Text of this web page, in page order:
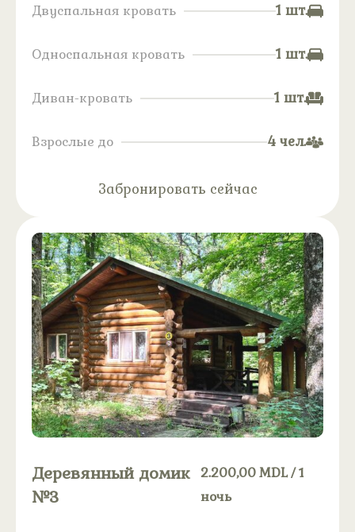
Двуспальная кровать 1 шт.
Односпальная кровать 1 шт.
Диван-кровать 1 шт.
Взрослые до 4 чел.
Забронировать сейчас
Деревянный домик
№3
2.200,00MDL/ 1
ночь